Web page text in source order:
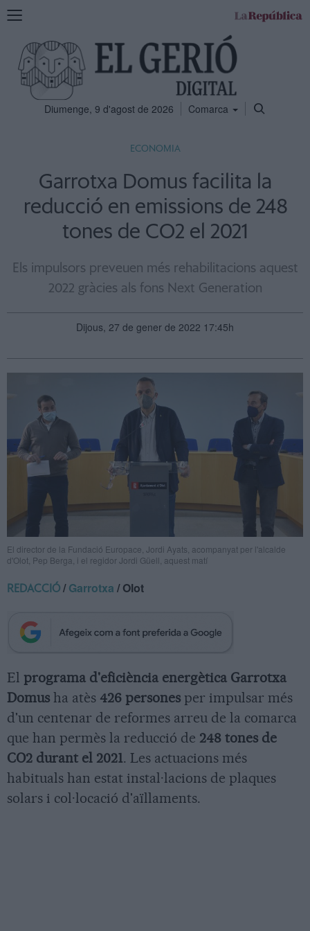
Mostra
navegació
Diumenge, 9 d'agost de 2026 Comarca
ECONOMIA
Garrotxa Domus facilita la
reducció en emissions de 248
tones de CO2 el 2021
Els impulsors preveuen més rehabilitacions aquest
2022 gràcies als fons Next Generation
Dijous, 27 de gener de 2022 17:45h
El director de la Fundació Europace, Jordi Ayats, acompanyat per l'alcalde
d'Olot, Pep Berga, i el regidor Jordi Güell, aquest matí
REDACCIÓ /Garrotxa / Olot
El programa d'eficiència energètica Garrotxa
Domus ha atès 426 persones per impulsar més
d'un centenar de reformes arreu de la comarca
que han permès la reducció de 248 tones de
CO2 durant el 2021. Les actuacions més
habituals han estat instal·lacions de plaques
solars i col·locació d'aïllaments.